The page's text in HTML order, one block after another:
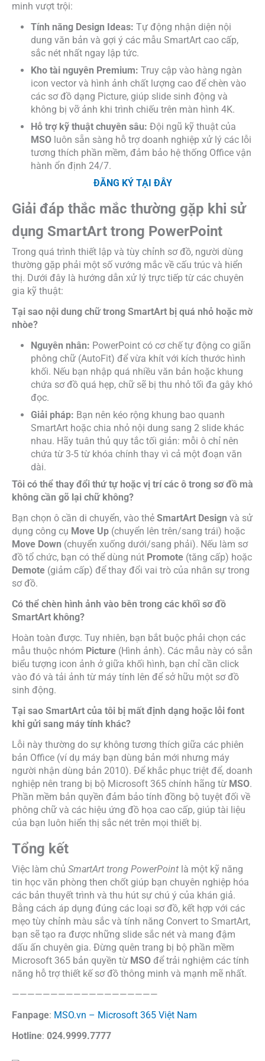
minh vượt trội:
Tính năng Design Ideas: Tự động nhận diện nội
dung văn bản và gợi ý các mẫu SmartArt cao cấp,
sắc nét nhất ngay lập tức.
Kho tài nguyên Premium: Truy cập vào hàng ngàn
icon vector và hình ảnh chất lượng cao để chèn vào
các sơ đồ dạng Picture, giúp slide sinh động và
không bị vỡ ảnh khi trình chiếu trên màn hình 4K.
Hỗ trợ kỹ thuật chuyên sâu: Đội ngũ kỹ thuật của
MSO luôn sẵn sàng hỗ trợ doanh nghiệp xử lý các lỗi
tương thích phần mềm, đảm bảo hệ thống Office vận
hành ổn định 24/7.
ĐĂNG KÝ TẠI ĐÂY
Giải đáp thắc mắc thường gặp khi sử
dụng SmartArt trong PowerPoint
Trong quá trình thiết lập và tùy chỉnh sơ đồ, người dùng
thường gặp phải một số vướng mắc về cấu trúc và hiển
thị. Dưới đây là hướng dẫn xử lý trực tiếp từ các chuyên
gia kỹ thuật:
Tại sao nội dung chữ trong SmartArt bị quá nhỏ hoặc mờ
nhòe?
Nguyên nhân: PowerPoint có cơ chế tự động co giãn
phông chữ (AutoFit) để vừa khít với kích thước hình
khối. Nếu bạn nhập quá nhiều văn bản hoặc khung
chứa sơ đồ quá hẹp, chữ sẽ bị thu nhỏ tối đa gây khó
đọc.
Giải pháp: Bạn nên kéo rộng khung bao quanh
SmartArt hoặc chia nhỏ nội dung sang 2 slide khác
nhau. Hãy tuân thủ quy tắc tối giản: mỗi ô chỉ nên
chứa từ 3-5 từ khóa chính thay vì cả một đoạn văn
dài.
Tôi có thể thay đổi thứ tự hoặc vị trí các ô trong sơ đồ mà
không cần gõ lại chữ không?
Bạn chọn ô cần di chuyển, vào thẻ SmartArt Design và sử
dụng công cụ Move Up (chuyển lên trên/sang trái) hoặc
Move Down (chuyển xuống dưới/sang phải). Nếu làm sơ
đồ tổ chức, bạn có thể dùng nút Promote (tăng cấp) hoặc
Demote (giảm cấp) để thay đổi vai trò của nhân sự trong
sơ đồ.
Có thể chèn hình ảnh vào bên trong các khối sơ đồ
SmartArt không?
Hoàn toàn được. Tuy nhiên, bạn bắt buộc phải chọn các
mẫu thuộc nhóm Picture (Hình ảnh). Các mẫu này có sẵn
biểu tượng icon ảnh ở giữa khối hình, bạn chỉ cần click
vào đó và tải ảnh từ máy tính lên để sở hữu một sơ đồ
sinh động.
Tại sao SmartArt của tôi bị mất định dạng hoặc lỗi font
khi gửi sang máy tính khác?
Lỗi này thường do sự không tương thích giữa các phiên
bản Office (ví dụ máy bạn dùng bản mới nhưng máy
người nhận dùng bản 2010). Để khắc phục triệt để, doanh
nghiệp nên trang bị bộ Microsoft 365 chính hãng từ MSO.
Phần mềm bản quyền đảm bảo tính đồng bộ tuyệt đối về
phông chữ và các hiệu ứng đồ họa cao cấp, giúp tài liệu
của bạn luôn hiển thị sắc nét trên mọi thiết bị.
Tổng kết
Việc làm chủ SmartArt trong PowerPoint là một kỹ năng
tin học văn phòng then chốt giúp bạn chuyên nghiệp hóa
các bản thuyết trình và thu hút sự chú ý của khán giả.
Bằng cách áp dụng đúng các loại sơ đồ, kết hợp với các
mẹo tùy chỉnh màu sắc và tính năng Convert to SmartArt,
bạn sẽ tạo ra được những slide sắc nét và mang đậm
dấu ấn chuyên gia. Đừng quên trang bị bộ phần mềm
Microsoft 365 bản quyền từ MSO để trải nghiệm các tính
năng hỗ trợ thiết kế sơ đồ thông minh và mạnh mẽ nhất.
———————————————————
Fanpage: MSO.vn – Microsoft 365 Việt Nam
Hotline: 024.9999.7777